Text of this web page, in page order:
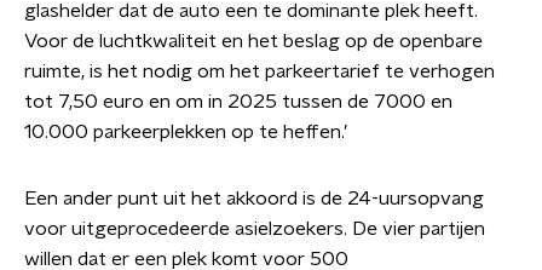
glashelder dat de auto een te dominante plek heeft.
Voor de luchtkwaliteit en het beslag op de openbare
ruimte, is het nodig om het parkeertarief te verhogen
tot 7,50 euro en om in 2025 tussen de 7000 en
10.000 parkeerplekken op te heffen.’
Een ander punt uit het akkoord is de 24-uursopvang
voor uitgeprocedeerde asielzoekers. De vier partijen
willen dat er een plek komt voor 500